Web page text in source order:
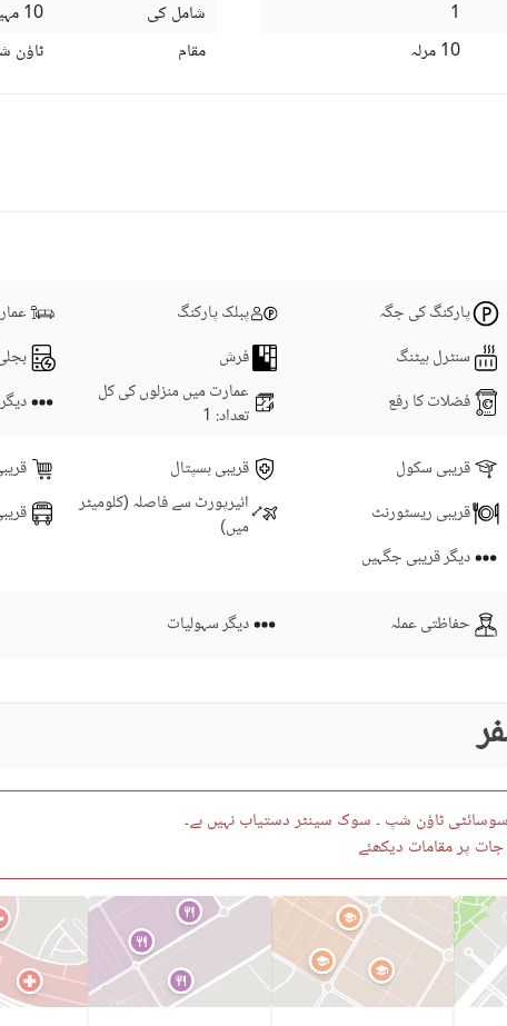
1
10 مرلہ
شامل کی
10 مہینے پہلے
مقام
ٹاؤن
پارکنگ کی جگہ پبلک پارکنگ
سنٹرل ہیٹنگ
فرش
فضلات کا رفع
عمارت میں منزلوں کی کل
تعداد: 1
قریبی سکول قریبی ہسپتال
قریبی ریسٹورنٹ
ائیرپورٹ سے فاصلہ (کلومیٹر
میں)
دیگر قریبی جگہیں
حفاظتی عملہ دیگر سہولیات
سوسائٹی ٹاؤن شپ ۔ سوک سینٹر دستیاب نہیں ہے۔
پر مقامات دیکھئے